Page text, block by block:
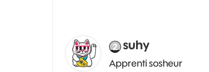
suhy
Apprenti sosheur